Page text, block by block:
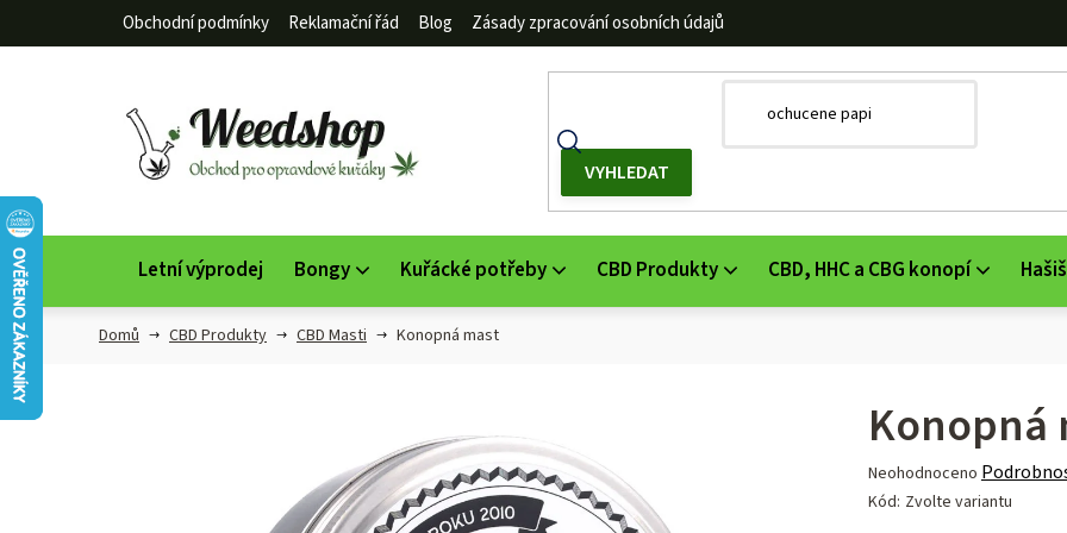
Obchodní podmínky Reklamační řád Blog Zásady zpracování osobních údajů
Letní výprodej Bongy Kuřácké potřeby CBD Produkty CBD, HHC a CBG konopí Hašiš
Domů CBD Produkty CBD Masti Konopná mast
Konopná
Průměrné
hodnocení
Neohodnoceno
Kód: Zvolte variantu